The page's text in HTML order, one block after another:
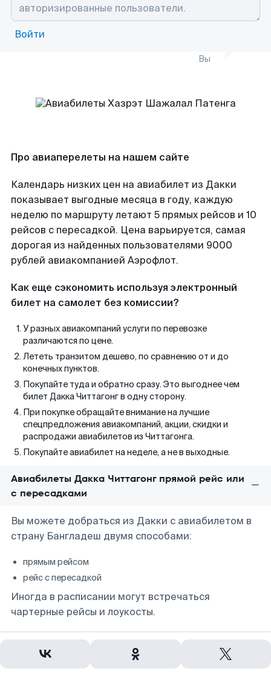
Войти
Вы
Про авиаперелеты на нашем сайте
Календарь низких цен на авиабилет из Дакки
показывает выгодные месяца в году, каждую
неделю по маршруту летают 5 прямых рейсов и 10
рейсов с пересадкой. Цена варьируется, самая
дорогая из найденных пользователями 9000
рублей авиакомпанией Аэрофлот.
Как еще сэкономить используя электронный
билет на самолет без комиссии?
У разных авиакомпаний услуги по перевозке
различаются по цене.
Лететь транзитом дешево, по сравнению от и до
конечных пунктов.
Покупайте туда и обратно сразу. Это выгоднее чем
билет Дакка Читтагонг в одну сторону.
При покупке обращайте внимание на лучшие
спецпредложения авиакомпаний, акции, скидки и
распродажи авиабилетов из Читтагонга.
Покупайте авиабилет на неделе, а не в выходные.
Авиабилеты Дакка Читтагонг прямой рейс или
с пересадками
Вы можете добраться из Дакки с авиабилетом в
страну Бангладеш двумя способами:
прямым рейсом
рейс с пересадкой
Иногда в расписании могут встречаться
чартерные рейсы и лоукосты.